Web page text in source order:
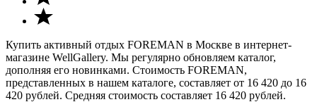
Купить активный отдых FOREMAN в Москве в интернет-
магазине WellGallery. Мы регулярно обновляем каталог,
дополняя его новинками. Стоимость FOREMAN,
представленных в нашем каталоге, составляет от 16 420 до 16
420 рублей. Средняя стоимость составляет 16 420 рублей.